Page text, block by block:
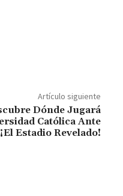
Artículo siguiente
Dónde Jugará
Católica Ante
Estadio Revelado!